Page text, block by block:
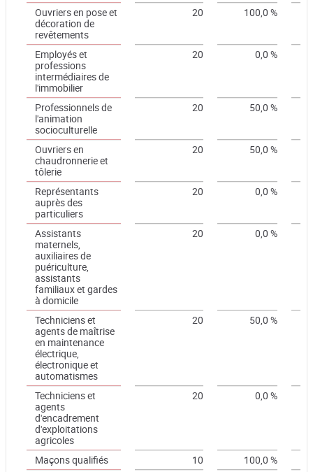
Ouvriers en pose et
décoration de
revêtements
20 100,0 %
Employés et
professions
intermédiaires de
l'immobilier
20 0,0 %
Professionnels de
l'animation
socioculturelle
20 50,0 %
Ouvriers en
chaudronnerie et
tôlerie
20 50,0 %
Représentants
auprès des
particuliers
20 0,0 %
Assistants
maternels,
auxiliaires de
puériculture,
assistants
familiaux et gardes
à domicile
20 0,0 %
Techniciens et
agents de maîtrise
en maintenance
électrique,
électronique et
automatismes
20 50,0 %
Techniciens et
agents
d'encadrement
d'exploitations
agricoles
20 0,0 %
Maçons qualifiés 10
100,0 %